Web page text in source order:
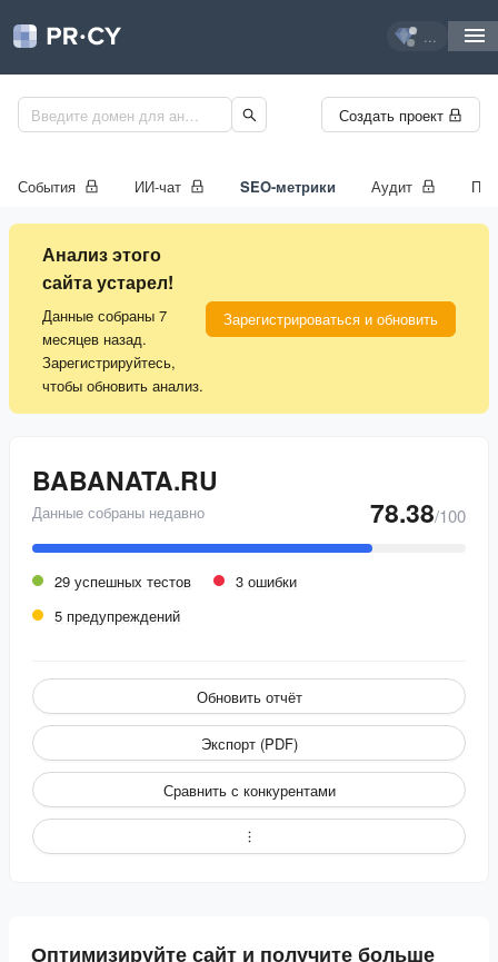
...
Создать проект
События ИИ-чат SEO-метрики Аудит
Анализ этого
сайта устарел!
Данные собраны 7
месяцев назад.
Зарегистрируйтесь,
чтобы обновить анализ.
Зарегистрироваться и обновить
BABANATA.RU
Данные собраны недавно 78.38/100
29 успешных тестов
3 ошибки
5 предупреждений
Обновить отчёт
Экспорт (PDF)
Сравнить с конкурентами
Оптимизируйте сайт и получите больше